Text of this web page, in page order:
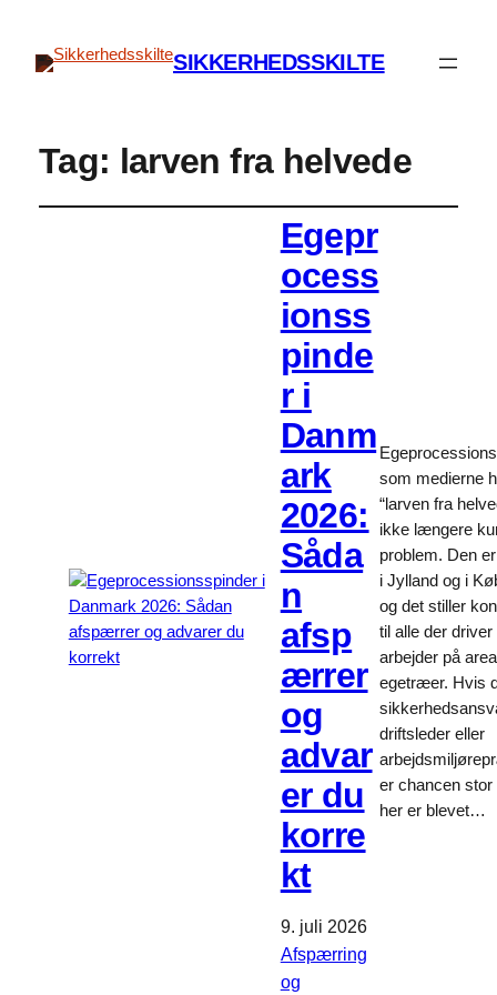
SIKKERHEDSSKILTE
Tag: larven fra helvede
Egepr
ocess
ionss
pinde
r i
Danm
ark
2026:
Såda
n
afsp
ærrer
og
advar
er du
korre
kt
9. juli 2026
Afspærring
og
som medierne
“larven fra
ikke længere
problem. Den
i Jylland og i
og det stiller
til alle der driver
arbejder på
egetræer. Hvis
driftsleder eller
er chancen stor
her er blevet…